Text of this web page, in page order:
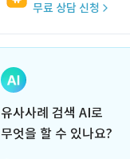
무료 상담 신청
유사사례 검색 AI로
무엇을 할 수 있나요?